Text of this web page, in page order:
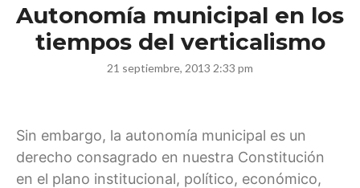
Autonomía municipal en los
tiempos del verticalismo
21 septiembre, 2013 2:33 pm
Sin embargo, la autonomía municipal es un
derecho consagrado en nuestra Constitución
en el plano institucional, político, económico,